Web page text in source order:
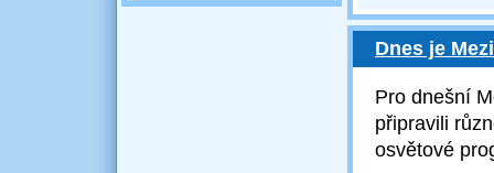
Dnes je
Pro dnešní
připravili
osvětové